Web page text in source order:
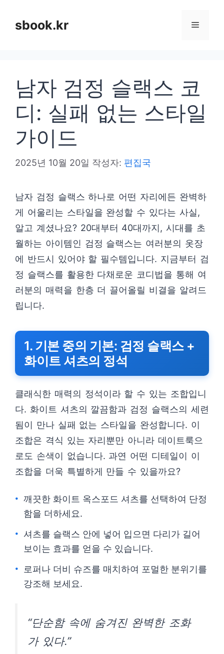
sbook.kr 메
남자 검정 슬랙스 코
디: 실패 없는 스타일
가이드
2025년 10월 20일 작성자: 편집국
남자 검정 슬랙스 하나로 어떤 자리에든 완벽하
게 어울리는 스타일을 완성할 수 있다는 사실,
알고 계셨나요? 20대부터 40대까지, 시대를 초
월하는 아이템인 검정 슬랙스는 여러분의 옷장
에 반드시 있어야 할 필수템입니다. 지금부터 검
정 슬랙스를 활용한 다채로운 코디법을 통해 여
러분의 매력을 한층 더 끌어올릴 비결을 알려드
립니다.
1. 기본 중의 기본: 검정 슬랙스 +
화이트 셔츠의 정석
클래식한 매력의 정석이라 할 수 있는 조합입니
다. 화이트 셔츠의 깔끔함과 검정 슬랙스의 세련
됨이 만나 실패 없는 스타일을 완성합니다. 이
조합은 격식 있는 자리뿐만 아니라 데이트룩으
로도 손색이 없습니다. 과연 어떤 디테일이 이
조합을 더욱 특별하게 만들 수 있을까요?
깨끗한 화이트 옥스포드 셔츠를 선택하여 단정
함을 더하세요.
셔츠를 슬랙스 안에 넣어 입으면 다리가 길어
보이는 효과를 얻을 수 있습니다.
로퍼나 더비 슈즈를 매치하여 포멀한 분위기를
강조해 보세요.
“단순함 속에 숨겨진 완벽한 조화
가 있다.”